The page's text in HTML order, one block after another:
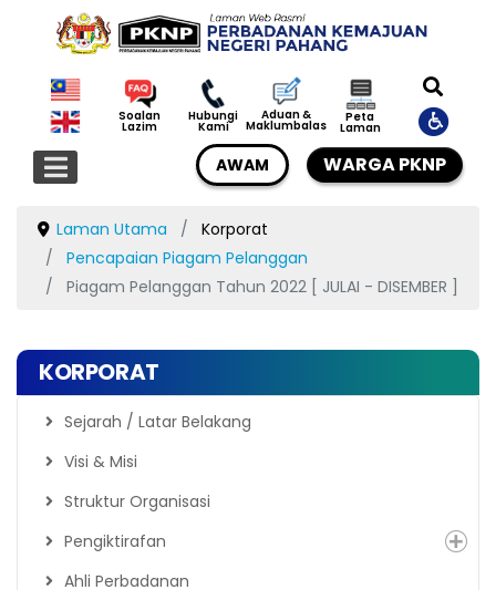
Soalan
Lazim
Hubungi
Kami
Aduan &
Maklumbalas
Peta
Laman
AWAM WARGA PKNP
Laman Utama
Korporat
Pencapaian Piagam Pelanggan
Piagam Pelanggan Tahun 2022 [ JULAI - DISEMBER ]
KORPORAT
Sejarah / Latar Belakang
Visi & Misi
Struktur Organisasi
Pengiktirafan
Ahli Perbadanan